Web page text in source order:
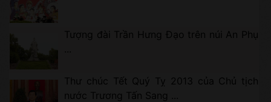
Tượng đài Trần Hưng Đạo trên núi An Phụ
...
Thư chúc Tết Quý Tỵ 2013 của Chủ tịch
nước Trương Tấn Sang ...